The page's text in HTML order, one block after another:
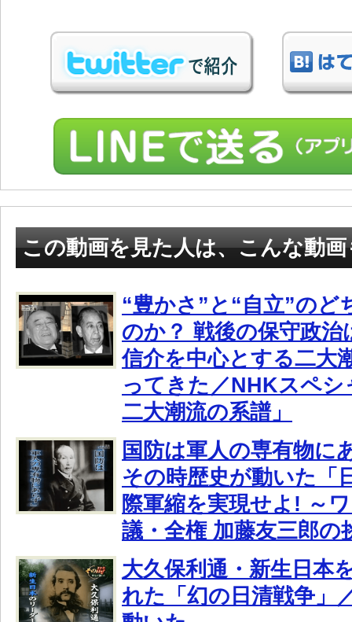
この動画を見た人は、こんな動
“豊かさ”と“自立”のど
のか？ 戦後の保守政治
信介を中心とする二大
ってきた／NHKスペシ
二大潮流の系譜」
国防は軍人の専有物に
その時歴史が動いた「
際軍縮を実現せよ! ～
議・全権 加藤友三郎の
大久保利通・新生日
れた「幻の日清戦争」